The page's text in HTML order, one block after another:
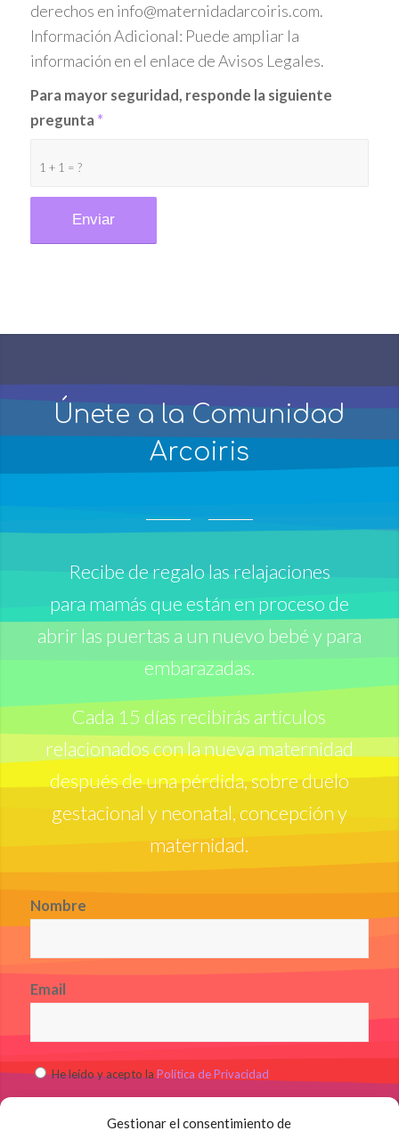
Gestionar el consentimiento de
derechos en info@maternidadarcoiris.com.
Información Adicional: Puede ampliar la
información en el enlace de Avisos Legales.
1 + 1 = ?
Para mayor seguridad, responde la siguiente
pregunta *
Únete a la Comunidad
Arcoiris
Recibe de regalo las relajaciones
para mamás que están en proceso de
abrir las puertas a un nuevo bebé y para
embarazadas.
Cada 15 días recibirás artículos
relacionados con la nueva maternidad
después de una pérdida, sobre duelo
gestacional y neonatal, concepción y
maternidad.
Nombre
Email
He leído y acepto la Política de Privacidad